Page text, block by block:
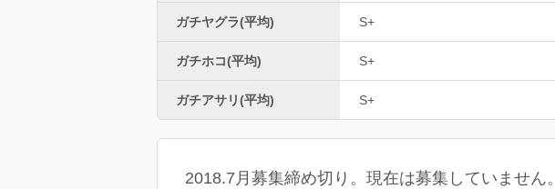
ガチヤグラ(平均) S+
ガチホコ(平均) S+
ガチアサリ(平均) S+
2018.7月募集締め切り。現在は募集していません。